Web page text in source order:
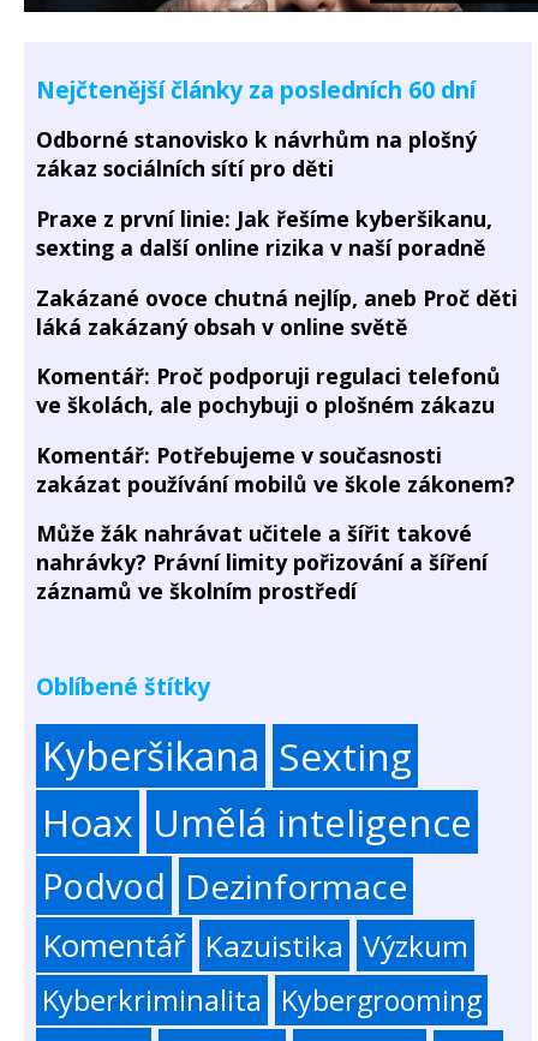
Nejčtenější články za posledních 60 dní
Odborné stanovisko k návrhům na plošný
zákaz sociálních sítí pro děti
Praxe z první linie: Jak řešíme kyberšikanu,
sexting a další online rizika v naší poradně
Zakázané ovoce chutná nejlíp, aneb Proč děti
láká zakázaný obsah v online světě
Komentář: Proč podporuji regulaci telefonů
ve školách, ale pochybuji o plošném zákazu
Komentář: Potřebujeme v současnosti
zakázat používání mobilů ve škole zákonem?
Může žák nahrávat učitele a šířit takové
nahrávky? Právní limity pořizování a šíření
záznamů ve školním prostředí
Oblíbené štítky
Kyberšikana Sexting
Hoax Umělá inteligence
Podvod Dezinformace
Komentář Kazuistika Výzkum
Kyberkriminalita Kybergrooming